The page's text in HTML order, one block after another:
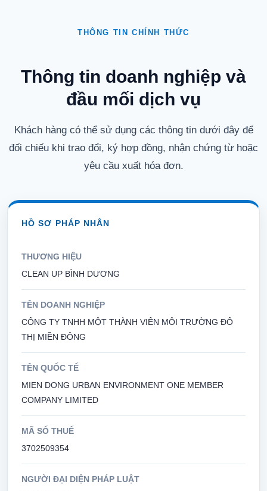
THÔNG TIN CHÍNH THỨC
Thông tin doanh nghiệp và
đầu mối dịch vụ
Khách hàng có thể sử dụng các thông tin dưới đây để
đối chiếu khi trao đổi, ký hợp đồng, nhận chứng từ hoặc
yêu cầu xuất hóa đơn.
HỒ SƠ PHÁP NHÂN
THƯƠNG HIỆU
CLEAN UP BÌNH DƯƠNG
TÊN DOANH NGHIỆP
CÔNG TY TNHH MỘT THÀNH VIÊN MÔI TRƯỜNG ĐÔ
THỊ MIỀN ĐÔNG
TÊN QUỐC TẾ
MIEN DONG URBAN ENVIRONMENT ONE MEMBER
COMPANY LIMITED
MÃ SỐ THUẾ
3702509354
NGƯỜI ĐẠI DIỆN PHÁP LUẬT